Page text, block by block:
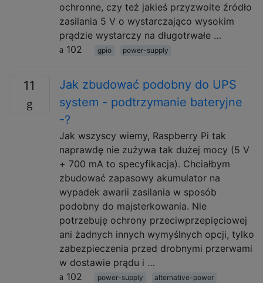
ochronne, czy też jakieś przyzwoite źródło
zasilania 5 V o wystarczająco wysokim
prądzie wystarczy na długotrwałe …
102
gpio power-supply
11
Jak zbudować podobny do UPS
system - podtrzymanie bateryjne
-?
Jak wszyscy wiemy, Raspberry Pi tak
naprawdę nie zużywa tak dużej mocy (5 V
+ 700 mA to specyfikacja). Chciałbym
zbudować zapasowy akumulator na
wypadek awarii zasilania w sposób
podobny do majsterkowania. Nie
potrzebuję ochrony przeciwprzepięciowej
ani żadnych innych wymyślnych opcji, tylko
zabezpieczenia przed drobnymi przerwami
w dostawie prądu i …
102
power-supply alternative-power